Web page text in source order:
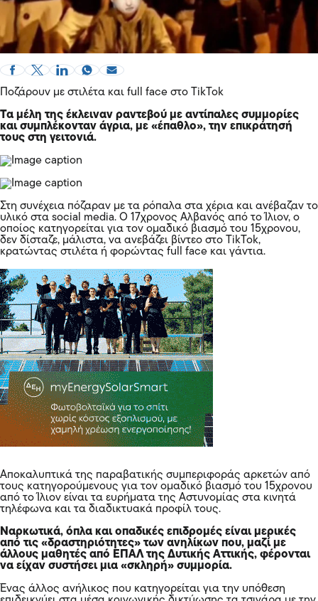
Ποζάρουν με στιλέτα και full face στο TikTok
Τα μέλη της έκλειναν ραντεβού με αντίπαλες συμμορίες
και συμπλέκονταν άγρια, με «έπαθλο», την επικράτησή
τους στη γειτονιά.
Στη συνέχεια πόζαραν με τα ρόπαλα στα χέρια και ανέβαζαν το
υλικό στα social media. Ο 17χρονος Αλβανός από το Ίλιον, ο
οποίος κατηγορείται για τον ομαδικό βιασμό του 15χρονου,
δεν δίσταζε, μάλιστα, να ανεβάζει βίντεο στο TikTok,
κρατώντας στιλέτα ή φορώντας full face και γάντια.
Αποκαλυπτικά της παραβατικής συμπεριφοράς αρκετών από
τους κατηγορούμενους για τον ομαδικό βιασμό του 15χρονου
από το Ίλιον είναι τα ευρήματα της Αστυνομίας στα κινητά
τηλέφωνα και τα διαδικτυακά προφίλ τους.
Ναρκωτικά, όπλα και οπαδικές επιδρομές είναι μερικές
από τις «δραστηριότητες» των ανηλίκων που, μαζί με
άλλους μαθητές από ΕΠΑΛ της Δυτικής Αττικής, φέρονται
να είχαν συστήσει μια «σκληρή» συμμορία.
Ένας άλλος ανήλικος που κατηγορείται για την υπόθεση